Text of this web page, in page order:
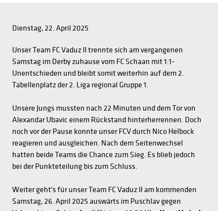
Dienstag, 22. April 2025
Unser Team FC Vaduz II trennte sich am vergangenen
Samstag im Derby zuhause vom FC Schaan mit 1:1-
Unentschieden und bleibt somit weiterhin auf dem 2.
Tabellenplatz der 2. Liga regional Gruppe 1.
Unsere Jungs mussten nach 22 Minuten und dem Tor von
Alexandar Ubavic einem Rückstand hinterherrennen. Doch
noch vor der Pause konnte unser FCV durch Nico Helbock
reagieren und ausgleichen. Nach dem Seitenwechsel
hatten beide Teams die Chance zum Sieg. Es blieb jedoch
bei der Punkteteilung bis zum Schluss.
Weiter geht's für unser Team FC Vaduz II am kommenden
Samstag, 26. April 2025 auswärts im Puschlav gegen